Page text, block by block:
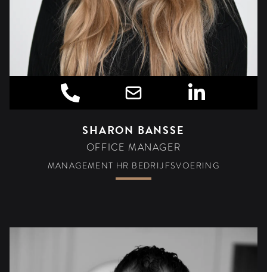
SHARON BANSSE
OFFICE MANAGER
MANAGEMENT HR BEDRIJFSVOERING